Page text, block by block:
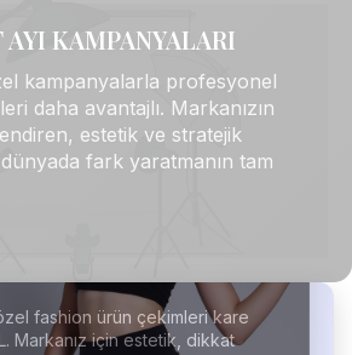
AYI KAMPANYALARI
kampanyalarla profesyonel
daha avantajlı. Markanızın
estetik ve stratejik
fark yaratmanın tam
fashion ürün çekimleri kare
Markanız için estetik, dikkat